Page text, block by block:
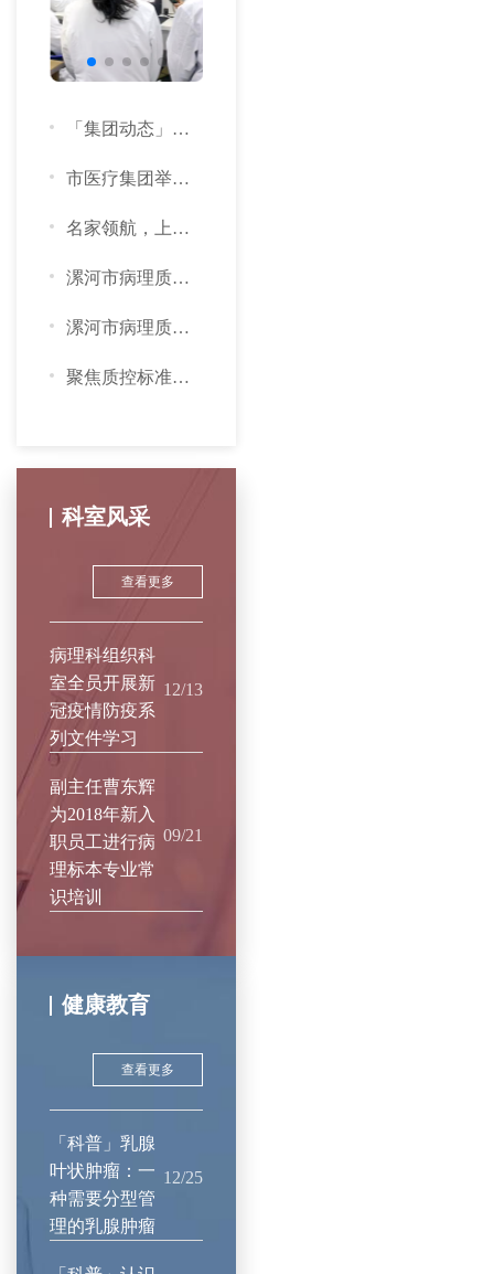
「集团动态」聚力病理同质化 市医疗集团举办专项培训
市医疗集团举办疑难病例病理诊断讨论会
名家领航，上下联动：漯河病理年会共探呼吸疾病诊疗新进展
漯河市病理质量控制中心召开2025年第二次质控工作会
漯河市病理质控中心成功召开2025年首次工作会议暨专题培训会
聚焦质控标准化建设 漯河市病理质控中心召开2025年首次专委会会...
科室风采
查看更多
病理科组织科
室全员开展新
冠疫情防疫系
列文件学习
12/13
副主任曹东辉
为2018年新入
职员工进行病
理标本专业常
识培训
09/21
健康教育
查看更多
「科普」乳腺
叶状肿瘤：一
种需要分型管
理的乳腺肿瘤
12/25